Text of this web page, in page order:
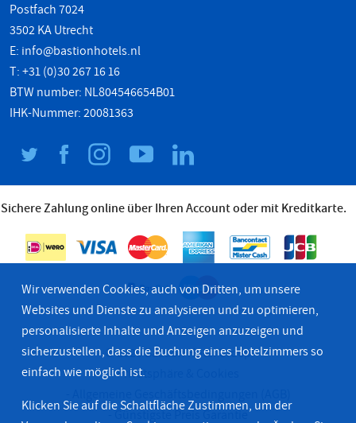
Postfach 7024
3502 KA Utrecht
E: info@bastionhotels.nl
T: +31 (0)30 267 16 16
BTW number: NL804546654B01
IHK-Nummer: 20081363
Sichere Zahlung online über Ihren Account oder mit Kreditkarte.
© 2026 Bastion Hotel Groep
Privatsphäre & Cookies
Günstigste Preis Garantie
Wir verwenden Cookies, auch von Dritten, um unsere
Websites und Dienste zu analysieren und zu optimieren,
personalisierte Inhalte und Anzeigen anzuzeigen und
sicherzustellen, dass die Buchung eines Hotelzimmers so
einfach wie möglich ist.
Klicken Sie auf die Schaltfläche Zustimmen, um der